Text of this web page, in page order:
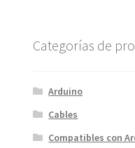
Categorías de
Arduino
Cables
Compatibles con